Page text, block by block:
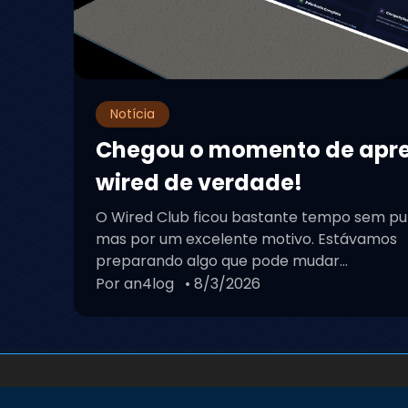
Notícia
Chegou o momento de
wired de verdade!
O Wired Club ficou bastante tempo sem
mas por um excelente motivo. Estávamos
preparando algo que pode mudar...
Por an4log • 8/3/2026